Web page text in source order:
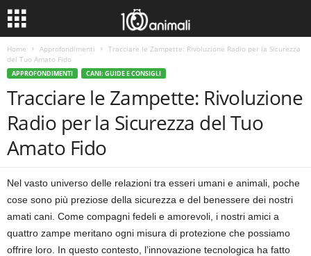
Home Approfondimenti
Tracciare le Zampette: Rivoluzione Radio per la Sicurezza
del Tuo Amato Fido
APPROFONDIMENTI CANI: GUIDE E CONSIGLI
Tracciare le Zampette: Rivoluzione
Radio per la Sicurezza del Tuo
Amato Fido
Nel vasto universo delle relazioni tra esseri umani e animali, poche
cose sono più preziose della sicurezza e del benessere dei nostri
amati cani. Come compagni fedeli e amorevoli, i nostri amici a
quattro zampe meritano ogni misura di protezione che possiamo
offrire loro. In questo contesto, l’innovazione tecnologica ha fatto